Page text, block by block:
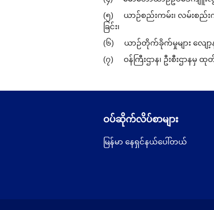
(၅) ယာဉ်စည်းကမ်း၊ လမ်းစည်းကမ်
ခြင်း၊
(၆) ယာဉ်တိုက်ခိုက်မှုများ လျော့န
(၇) ဝန်ကြီးဌာန၊ ဦးစီးဌာနမှ
ဝပ်ဆိုက်လိပ်စာများ
မြန်မာ နေရှင်နယ်ပေါ်တယ်